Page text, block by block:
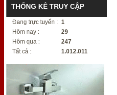
THỐNG KÊ TRUY CẬP
Đang trực tuyến : 1
Hôm nay :
29
Hôm qua :
247
Tất cả :
1.012.011